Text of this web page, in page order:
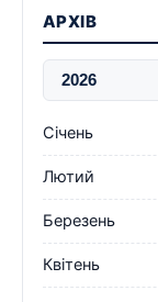
АРХІВ
Січень
Лютий
Березень
Квітень